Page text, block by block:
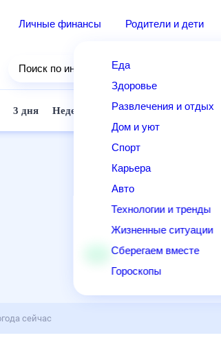
Личные финансы Родители и дети
Еда
Здоровье
Развлечения и отдых
Дом и уют
Спорт
Карьера
Авто
Технологии и тренды
Жизненные ситуации
Сберегаем вместе
Гороскопы
Поиск по интернету
3 дня Неделя 10 дней 14 дней
сейчас